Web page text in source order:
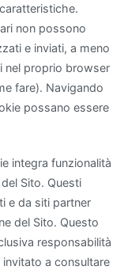
non possono
e inviati, a meno
nel proprio browser
fare). Navigando
possano essere
integra funzionalità
Sito. Questi
e da siti partner
del Sito. Questo
responsabilità
invitato a consultare